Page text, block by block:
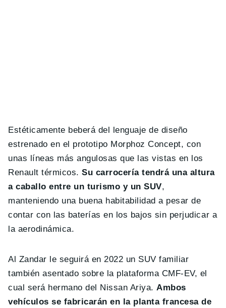
Estéticamente beberá del lenguaje de diseño
estrenado en el prototipo Morphoz Concept, con
unas líneas más angulosas que las vistas en los
Renault térmicos.Su carrocería tendrá una altura
a caballo entre un turismo y un SUV,
manteniendo una buena habitabilidad a pesar de
contar con las baterías en los bajos sin perjudicar a
la aerodinámica.
Al Zandar le seguirá en 2022 un SUV familiar
también asentado sobre la plataforma CMF-EV, el
cual será hermano del Nissan Ariya.Ambos
vehículos se fabricarán en la planta francesa de